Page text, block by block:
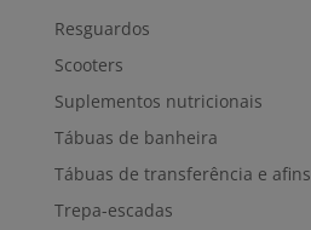
Resguardos
Scooters
Suplementos nutricionais
Tábuas de banheira
Tábuas de transferência e afins
Trepa-escadas